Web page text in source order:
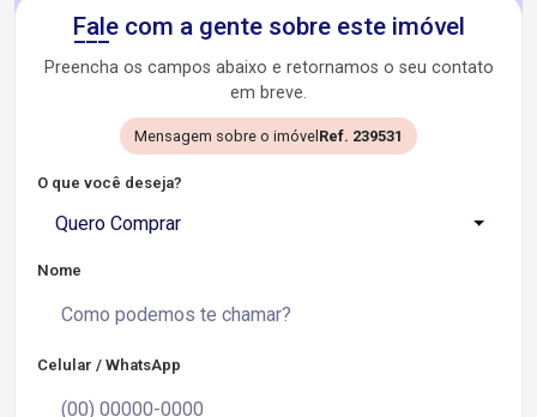
Fale com a gente sobre este imóvel
Preencha os campos abaixo e retornamos o seu contato
em breve.
Mensagem sobre o imóvel Ref. 239531
O que você deseja?
Quero Comprar
Nome
Celular / WhatsApp